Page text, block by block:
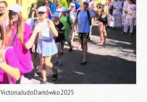
VictoriaJudoDarłówko2025